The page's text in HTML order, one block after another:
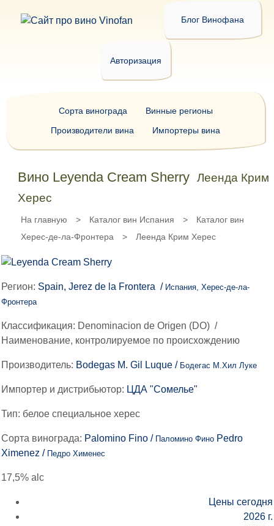
Блог Винофана
Авторизация
Вино Leyenda Cream Sherry Леенда Крим
Херес
На главную > Каталог вин Испания >
Каталог вин
Херес-де-ла-Фронтера
> Леенда Крим Херес
Регион: Spain, Jerez de la Frontera / Испания, Херес-де-ла-
Фронтера
Классификация: Denominacion de Origen (DO) /
Наименование, контролируемое по происхождению
Производитель: Bodegas M. Gil Luque / Бодегас М.Хил Луке
Импортер и дистрибьютор: ЦДА "Сомелье"
Тип: белое специальное херес
Сорта винограда: Palomino Fino / Паломино Фино Pedro
Ximenez / Педро Хименес
17,5% alc
Цены сегодня
2026 г.
Сорта винограда
Винные регионы
Производители вина
Импортеры вина